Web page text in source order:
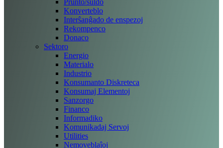
Prunto/ŝuldo
Konverteblo
Interŝanĝado de enspezoj
Rekompenco
Donaco
Sektoro
Energio
Materialo
Industrio
Konsumanto Diskreteca
Konsumaj Elementoj
Sanzorgo
Financo
Informadiko
Komunikadaj Servoj
Utilities
Nemoveblaĵoj